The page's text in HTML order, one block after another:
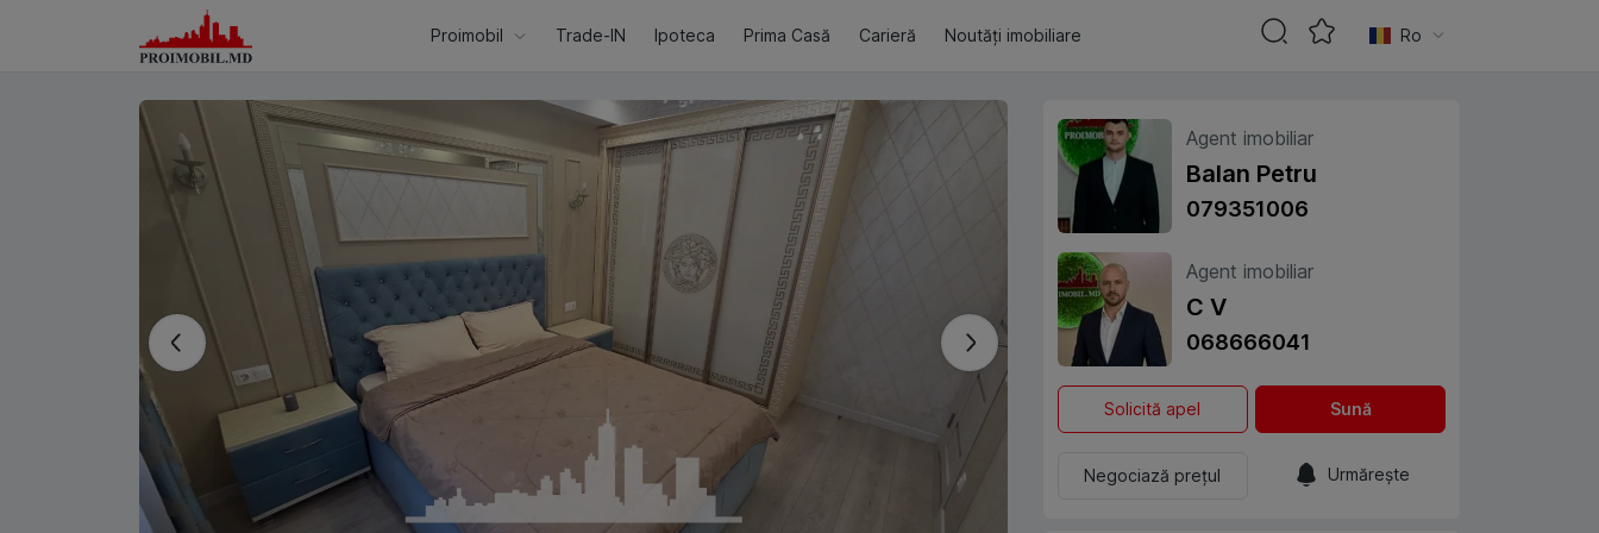
Agent imobiliar
Balan Petru
079351006
Agent imobiliar
C V
068666041
Solicită apel Sună
Negociază prețul Urmărește
Proimobil Trade-IN Ipoteca Prima Casă Carieră Noutăți imobiliare Ro